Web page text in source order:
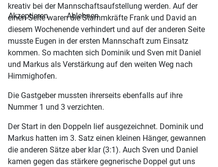
kreativ bei der Mannschaftsaufstellung werden. Auf der
einen Seite waren die Stammkräfte Frank und David an
diesem Wochenende verhindert und auf der anderen Seite
musste Eugen in der ersten Mannschaft zum Einsatz
kommen. So machten sich Dominik und Sven mit Daniel
und Markus als Verstärkung auf den weiten Weg nach
Himmighofen.
Die Gastgeber mussten ihrerseits ebenfalls auf ihre
Nummer 1 und 3 verzichten.
Der Start in den Doppeln lief ausgezeichnet. Dominik und
Markus hatten im 3. Satz einen kleinen Hänger, gewannen
die anderen Sätze aber klar (3:1). Auch Sven und Daniel
kamen gegen das stärkere gegnerische Doppel gut uns
Akzeptieren Ablehnen